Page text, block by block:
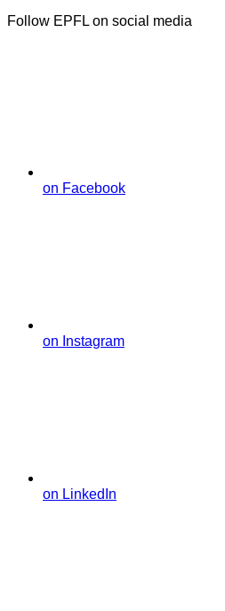
Follow EPFL on social media
on Facebook
on Instagram
on LinkedIn